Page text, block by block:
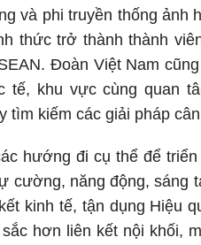
và phi truyền thống
thức trở thành thành
Đoàn Việt Nam
tế, khu vực cùng quan
tìm kiếm các giải pháp
hướng đi cụ thể để
cường, năng động, sáng
kinh tế, tận dụng Hiệu
hơn liên kết nội khối,